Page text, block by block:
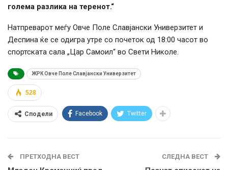
голема разлика на теренот.“
Натпреварот меѓу Овче Поле Славјански Универзитет и
Деспина ќе се одигра утре со почеток од 18:00 часот во
спортската сала „Цар Самоил“ во Свети Николе.
ЖРК Овче Поле Славјански Универзитет
528
Сподели Facebook Twitter
ПРЕТХОДНА ВЕСТ СЛЕДНА ВЕСТ